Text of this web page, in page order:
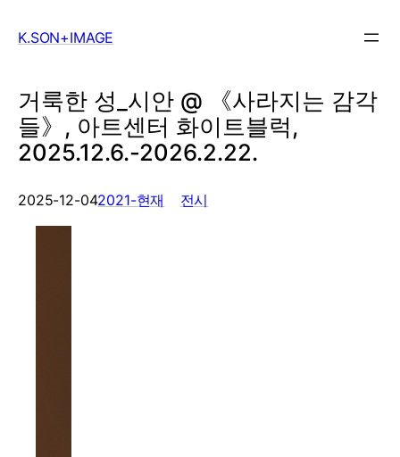
K.SON+IMAGE
거룩한 성_시안 @ 《사라지는 감각
들》, 아트센터 화이트블럭,
2025.12.6.-2026.2.22.
2025-12-042021-현재 ,
전시